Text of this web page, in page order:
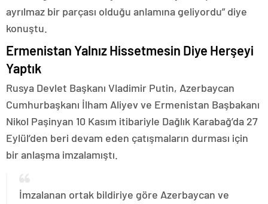
ayrılmaz bir parçası olduğu anlamına geliyordu” diye
konuştu.
Ermenistan Yalnız Hissetmesin Diye Herşeyi
Yaptık
Rusya Devlet Başkanı Vladimir Putin, Azerbaycan
Cumhurbaşkanı İlham Aliyev ve Ermenistan Başbakanı
Nikol Paşinyan 10 Kasım itibariyle Dağlık Karabağ’da 27
Eylül’den beri devam eden çatışmaların durması için
bir anlaşma imzalamıştı.
İmzalanan ortak bildiriye göre Azerbaycan ve